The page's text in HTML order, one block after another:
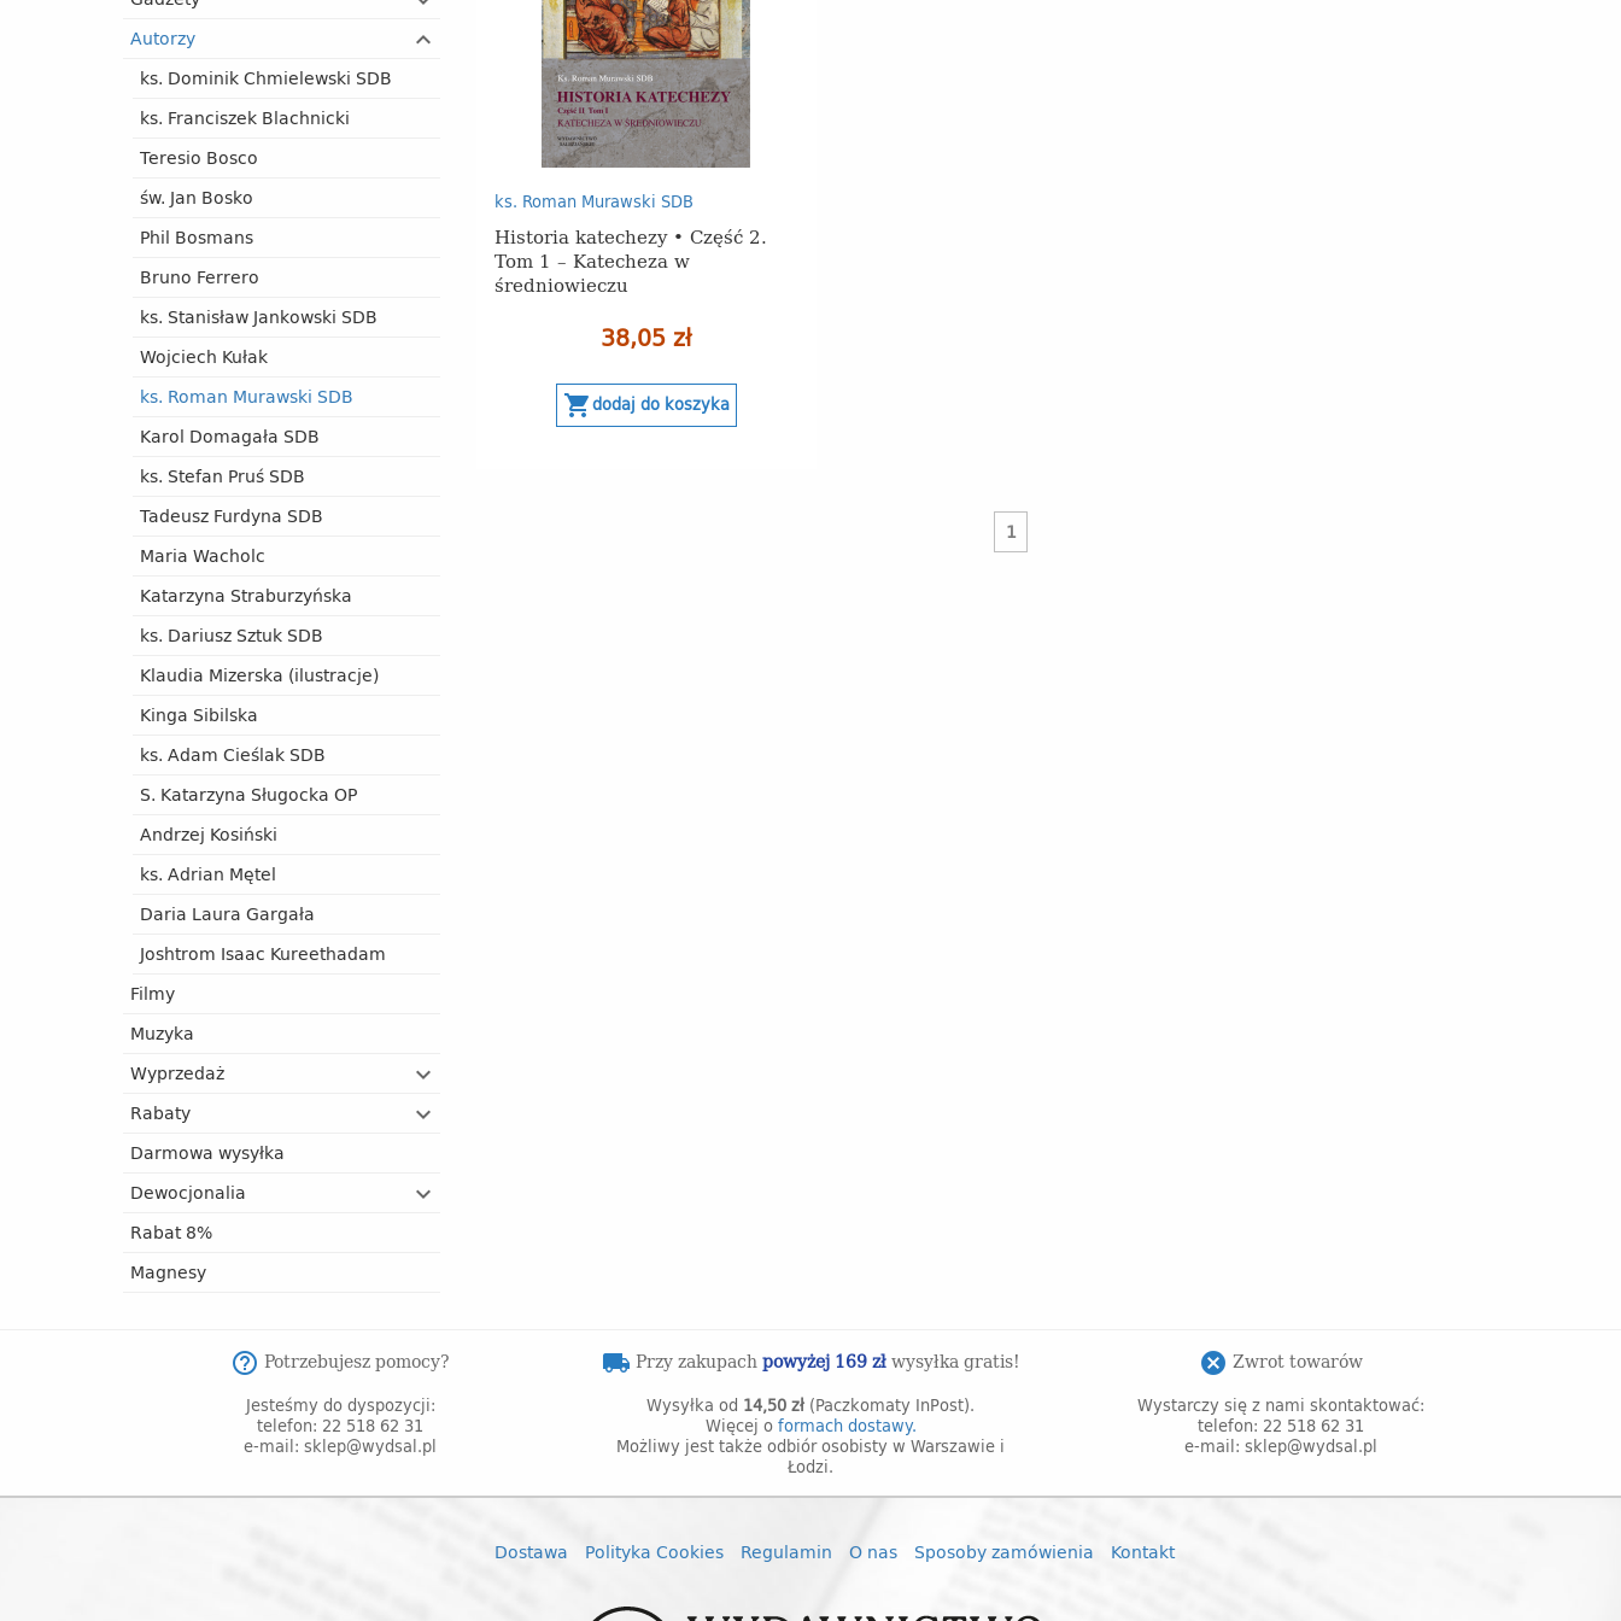
Autorzy
ks. Dominik Chmielewski SDB
ks. Franciszek Blachnicki
Teresio Bosco
św. Jan Bosko
Phil Bosmans
Bruno Ferrero
ks. Stanisław Jankowski SDB
Wojciech Kułak
ks. Roman Murawski SDB
Karol Domagała SDB
ks. Stefan Pruś SDB
Tadeusz Furdyna SDB
Maria Wacholc
Katarzyna Straburzyńska
ks. Dariusz Sztuk SDB
Klaudia Mizerska (ilustracje)
Kinga Sibilska
ks. Adam Cieślak SDB
S. Katarzyna Sługocka OP
Andrzej Kosiński
ks. Adrian Mętel
Daria Laura Gargała
Joshtrom Isaac Kureethadam
Filmy
Muzyka
Wyprzedaż
Rabaty
Darmowa wysyłka
Dewocjonalia
Rabat 8%
Magnesy
ks. Roman Murawski SDB
Historia katechezy • Część 2.
Tom 1 – Katecheza w
średniowieczu
38,05 zł
shopping_cartdodaj do koszyka
1
help_outline Potrzebujesz pomocy?
Jesteśmy do dyspozycji:
telefon: 22 518 62 31
e-mail: sklep@wydsal.pl
local_shipping Przy zakupachpowyżej 169 złwysyłka gratis!
Wysyłka od 14,50 zł (Paczkomaty InPost).
Więcej o formach dostawy.
Możliwy jest także odbiór osobisty w Warszawie i
Łodzi.
cancel Zwrot towarów
Wystarczy się z nami skontaktować:
telefon: 22 518 62 31
e-mail: sklep@wydsal.pl
Dostawa Polityka Cookies Regulamin O nas Sposoby zamówienia Kontakt